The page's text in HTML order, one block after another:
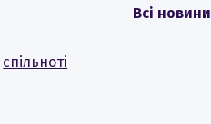
спільноті
Всі новини